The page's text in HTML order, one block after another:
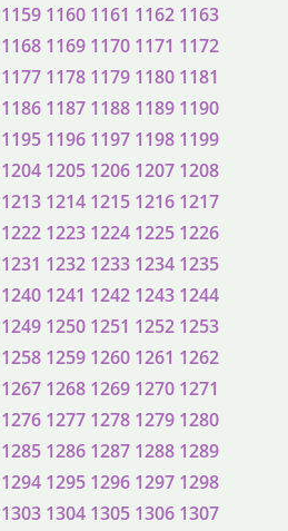
1159 1160 1161 1162 1163
1168 1169 1170 1171 1172
1177 1178 1179 1180 1181
1186 1187 1188 1189 1190
1195 1196 1197 1198 1199
1204 1205 1206 1207 1208
1213 1214 1215 1216 1217
1222 1223 1224 1225 1226
1231 1232 1233 1234 1235
1240 1241 1242 1243 1244
1249 1250 1251 1252 1253
1258 1259 1260 1261 1262
1267 1268 1269 1270 1271
1276 1277 1278 1279 1280
1285 1286 1287 1288 1289
1294 1295 1296 1297 1298
1303 1304 1305 1306 1307